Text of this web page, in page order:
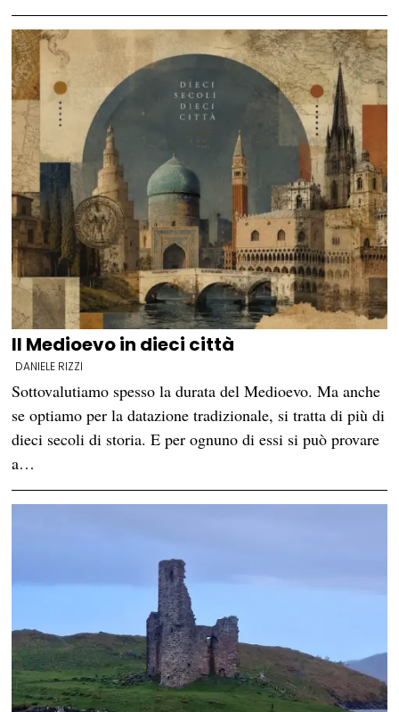
Il Medioevo in dieci città
DANIELE RIZZI
Sottovalutiamo spesso la durata del Medioevo. Ma anche
se optiamo per la datazione tradizionale, si tratta di più di
dieci secoli di storia. E per ognuno di essi si può provare
a…